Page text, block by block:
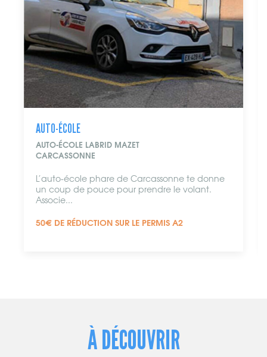
AUTO-ÉCOLE
AUTO-ÉCOLE LABRID MAZET
CARCASSONNE
L’auto-école phare de Carcassonne te donne
un coup de pouce pour prendre le volant.
Associe...
50€ DE RÉDUCTION SUR LE PERMIS A2
À DÉCOUVRIR